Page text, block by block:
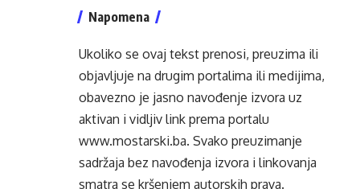
Napomena
Ukoliko se ovaj tekst prenosi, preuzima ili
objavljuje na drugim portalima ili medijima,
obavezno je jasno navođenje izvora uz
aktivan i vidljiv link prema portalu
www.mostarski.ba. Svako preuzimanje
sadržaja bez navođenja izvora i linkovanja
smatra se kršenjem autorskih prava.